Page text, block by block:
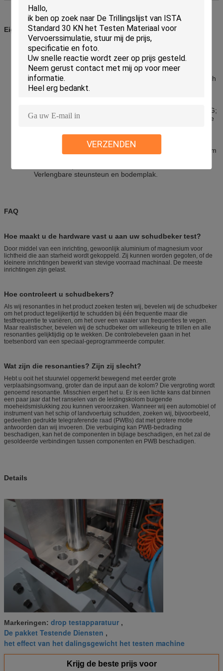
VERZENDEN
Eigenschappen
Stel en zelfs voorbij GB, CEI, ASTM, ISTA en andere
industriële normen tevreden;
Kan oppervlakten, hoek en randdaling uitvoeren;
Het nauwkeurige leidende systeem wordt en pneumatisch
gedreven;
Het unieke structurele ontwerp van het
detachement van het schommelingswapen groter dan 3G;
Met dubbele kolomhulplijnen, absorbeert de hydraulische
beweging stabiel, betrouwbaar en met met geringe
Zelfsluitende schroef in het opheffen van mechanisme om
Verlengbare steunsteun en bodemplak.
FAQ
Hoe maakt u de hardware vast u aan uw schudbeker test?
Door middel van een inrichting, gewoonlijk aluminium of magnesium voor
lichtheid die aan starheid wordt gekoppeld. Zij kunnen worden gegoten, of de
kleinere inrichtingen bewerkt van stevige voorraad machinaal. De meeste
inrichtingen zijn gelast.
Hoe controleert u schudbekers?
Als wij resonanties in het product zoeken testen wij, bevelen wij de schudbeker
om het product tegelijkertijd te schudden bij één frequentie maar die
testfrequentie te variëren, om het over een waaier van frequenties te vegen.
Maar realistischer, bevelen wij de schudbeker om willekeurig te trillen en alle
resonanties gelijktijdig op te wekken. De controlebevelen gaan in het
toetsenbord van een speciaal-geprogrammeerde computer.
Wat zijn die resonanties? Zijn zij slecht?
Hebt u ooit het stuurwiel opgemerkt bewegend met eerder grote
verplaatsingsomvang, groter dan de input aan de kolom? Die vergroting wordt
genoemd resonantie. Misschien ergert het u. Er is een lichte kans dat binnen
een paar jaar dat het ranselen van de leidingskolom buigende
moeheidsmislukking zou kunnen veroorzaken. Wanneer wij een automobiel of
instrument van het schip of landvoertuig schudden, zoeken wij, bijvoorbeeld,
gedeelten gedrukte telegraferende raad (PWBs) dat met grotere motie
antwoorden dan wij invoeren. Die verbuiging kan PWB-bedrading
beschadigen, kan het de componenten in bijlage beschadigen, en het zal de
gesoldeerde verbindingen tussen componenten en PWB beschadigen.
Details
Markeringen: drop testapparatuur ,
De pakket Testende Diensten ,
het effect van het dalingsgewicht het testen machine
Krijg de beste prijs voor